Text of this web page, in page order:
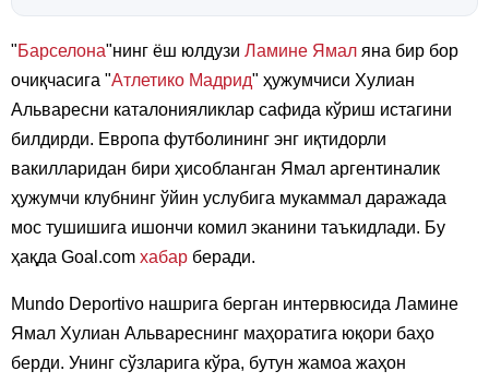
"Барселона"нинг ёш юлдузи Ламине Ямал яна бир бор
очиқчасига "Атлетико Мадрид" ҳужумчиси Хулиан
Альваресни каталонияликлар сафида кўриш истагини
билдирди. Европа футболининг энг иқтидорли
вакилларидан бири ҳисобланган Ямал аргентиналик
ҳужумчи клубнинг ўйин услубига мукаммал даражада
мос тушишига ишончи комил эканини таъкидлади. Бу
ҳақда Goal.com хабар беради.
Mundo Deportivo нашрига берган интервюсида Ламине
Ямал Хулиан Альвареснинг маҳоратига юқори баҳо
берди. Унинг сўзларига кўра, бутун жамоа жаҳон